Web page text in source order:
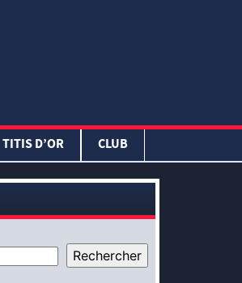
TITIS D’OR CLUB